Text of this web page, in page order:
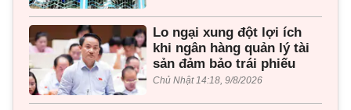
Lo ngại xung đột lợi ích
khi ngân hàng quản lý tài
sản đảm bảo trái phiếu
Chủ Nhật 14:18, 9/8/2026